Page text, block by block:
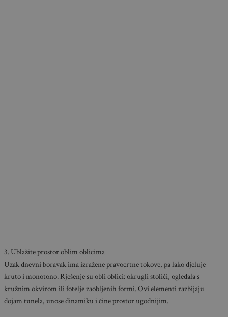
3. Ublažite prostor oblim oblicima
Uzak dnevni boravak ima izražene pravocrtne tokove, pa lako djeluje
kruto i monotono. Rješenje su obli oblici: okrugli stolići, ogledala s
kružnim okvirom ili fotelje zaobljenih formi. Ovi elementi razbijaju
dojam tunela, unose dinamiku i čine prostor ugodnijim.